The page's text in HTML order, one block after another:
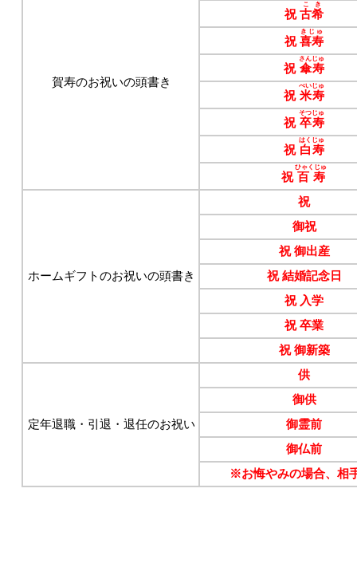
賀寿のお祝いの頭書き
祝古希
こき
祝喜寿
きじゅ
祝 傘寿
さんじゅ
祝 米寿
べいじゅ
祝 卒寿
そつじゅ
祝 白寿
はくじゅ
祝 百寿
ひゃくじゅ
ホームギフトのお祝いの頭書き
祝
御祝
祝 御出産
祝 結婚記念日
祝 入学
祝 卒業
祝 御新築
定年退職・引退・退任のお祝い
供
御供
御霊前
御仏前
※お悔やみの場合、相